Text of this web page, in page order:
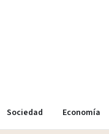
Sociedad Economía